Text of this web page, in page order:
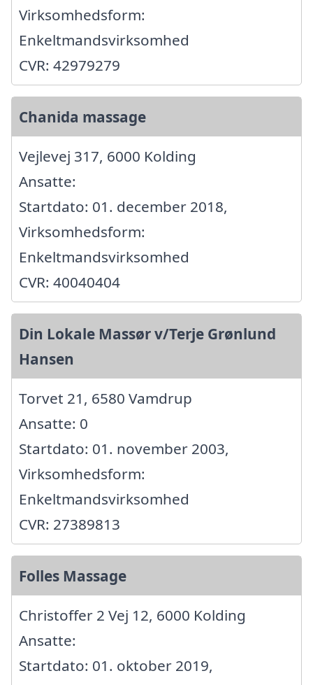
Virksomhedsform:
Enkeltmandsvirksomhed
CVR: 42979279
Chanida massage
Vejlevej 317, 6000 Kolding
Ansatte:
Startdato: 01. december 2018,
Virksomhedsform:
Enkeltmandsvirksomhed
CVR: 40040404
Din Lokale Massør v/Terje Grønlund
Hansen
Torvet 21, 6580 Vamdrup
Ansatte: 0
Startdato: 01. november 2003,
Virksomhedsform:
Enkeltmandsvirksomhed
CVR: 27389813
Folles Massage
Christoffer 2 Vej 12, 6000 Kolding
Ansatte:
Startdato: 01. oktober 2019,